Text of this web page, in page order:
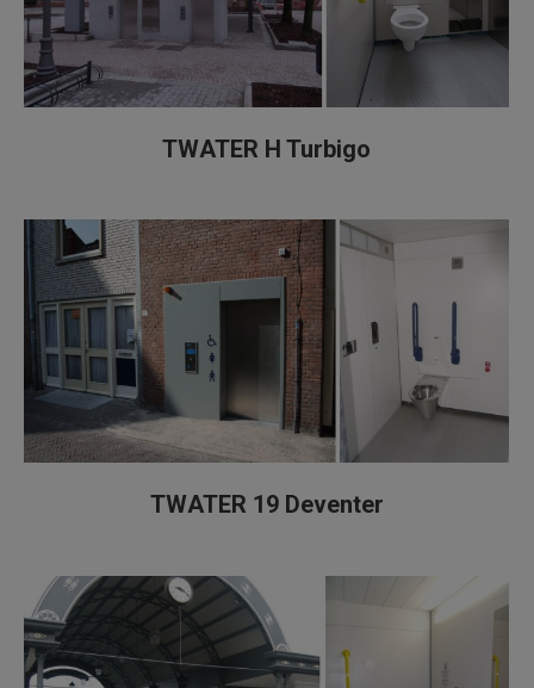
TWATER H Turbigo
TWATER 19 Deventer